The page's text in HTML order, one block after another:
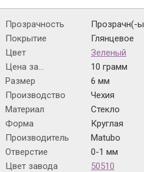
Прозрачность
Прозрачн(-
Покрытие
Глянцевое
Цвет
Зеленый
Цена за...
10 грамм
Размер
6 мм
Производство
Чехия
Материал
Стекло
Форма
Круглая
Производитель
Matubo
Отверстие
0-1 мм
Цвет завода
50510